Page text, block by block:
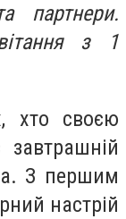
партнери.
з 1
хто своєю
З першим
настрій